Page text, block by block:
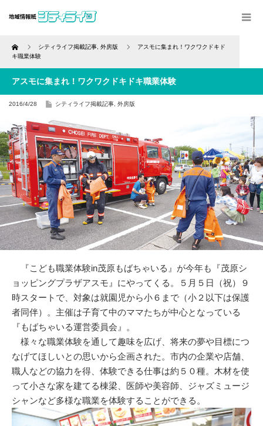
Home シティライフ掲載記事 外房版
アスモに集まれ！ワクワクドキド
キ職業体験
アスモに集まれ！ワクワクドキドキ職業体験
2016/4/28 シティライフ掲載記事 外房版
『こども職業体験in茂原もばちゃいる』が今年も『茂原シ
ョッピングプラザアスモ』にやってくる。５月５日（祝）９
時スタートで、対象は就園児から小６まで（小２以下は保護
者同伴）。主催は子育て中のママたちが中心となっている
『もばちゃいる運営委員会』。
様々な職業体験を通して趣味を広げ、将来の夢や目標につ
なげてほしいとの思いから企画された。市内の企業や店舗、
職人などの協力を得、体験できる仕事は約５０種。木材を使
って小さな家を建てる棟梁、医師や美容師、ジャズミュージ
シャンなど多様な職業を体験することができる。